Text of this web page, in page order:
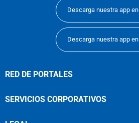
Descarga nuestra app en
Descarga nuestra app en
RED DE PORTALES
SERVICIOS CORPORATIVOS